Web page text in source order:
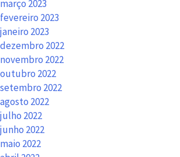
março 2023
fevereiro 2023
janeiro 2023
dezembro 2022
novembro 2022
outubro 2022
setembro 2022
agosto 2022
julho 2022
junho 2022
maio 2022